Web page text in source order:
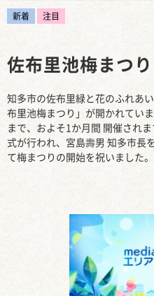
新着 注目
佐布里池梅まつ
知多市の佐布里緑と花のふれあ
布里池梅まつり」が開かれてい
まで、およそ1か月間 開催され
式が行われ、宮島壽男 知多市長
て梅まつりの開始を祝いました。